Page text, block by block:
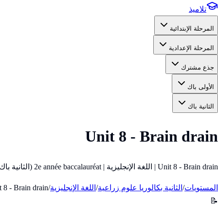
تلاميذ
المرحلة الإبتدائية
المرحلة الإعدادية
جذع مشترك
الأولى باك
الثانية باك
Unit 8 - Brain drain
Unit 8 - Brain drain | اللغة الإنجليزية | 2e année baccalauréat (الثانية باك)
المستويات/ الثانية بكالوريا علوم زراعية/ اللغة الإنجليزية/
8 - Brain drain
📝